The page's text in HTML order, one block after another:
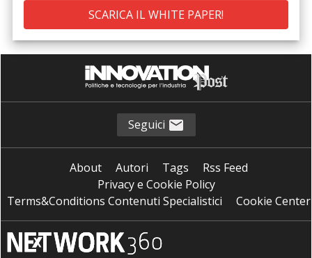
Seguici
About Autori Tags
Rss Feed
Privacy e Cookie Policy
Terms&Conditions Contenuti Specialistici
Cookie Center